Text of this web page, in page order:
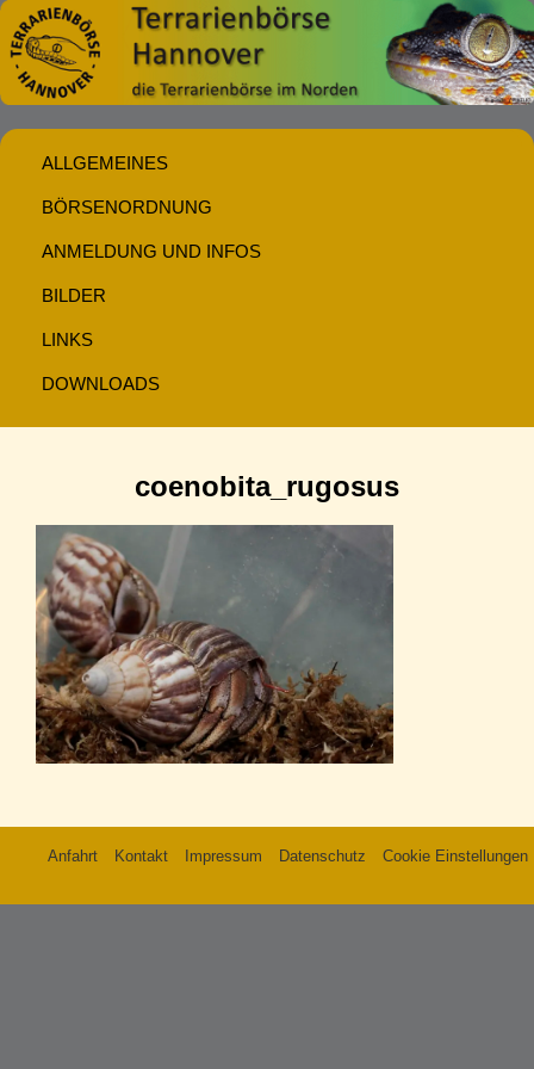
ALLGEMEINES
BÖRSENORDNUNG
ANMELDUNG UND INFOS
BILDER
LINKS
DOWNLOADS
coenobita_rugosus
Anfahrt Kontakt Impressum Datenschutz Cookie Einstellungen